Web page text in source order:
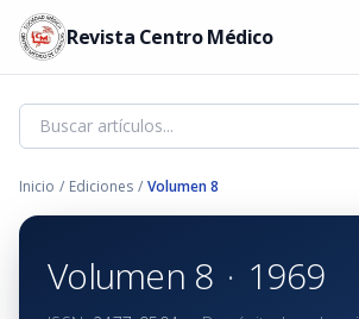
Revista Centro Médico
Inicio / Ediciones / Volumen 8
Volumen 8 · 1969